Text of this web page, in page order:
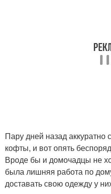
Пару дней назад
кофты, и вот опять
Вроде бы и домочадцы не
была лишняя работа по
доставать свою одежду у